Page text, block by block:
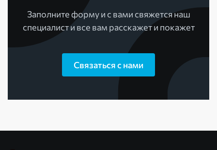
Заполните форму и с вами свяжется наш
специалист и все вам расскажет и покажет
Связаться с нами